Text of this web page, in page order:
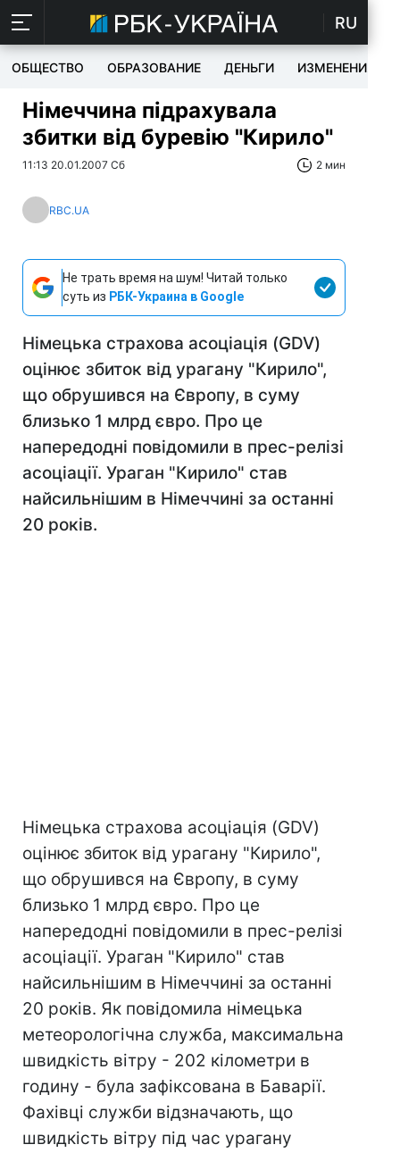
RU
ОБЩЕСТВО ОБРАЗОВАНИЕ ДЕНЬГИ ИЗМЕНЕНИЯ
Німеччина підрахувала
збитки від буревію "Кирило"
11:13 20.01.2007 Сб 2 мин
RBC.UA
Не трать время на шум! Читай только
суть из РБК-Украина в Google
Німецька страхова асоціація (GDV)
оцінює збиток від урагану "Кирило",
що обрушився на Європу, в суму
близько 1 млрд євро. Про це
напередодні повідомили в прес-релізі
асоціації. Ураган "Кирило" став
найсильнішим в Німеччині за останні
20 років.
Німецька страхова асоціація (GDV)
оцінює збиток від урагану "Кирило",
що обрушився на Європу, в суму
близько 1 млрд євро. Про це
напередодні повідомили в прес-релізі
асоціації. Ураган "Кирило" став
найсильнішим в Німеччині за останні
20 років. Як повідомила німецька
метеорологічна служба, максимальна
швидкість вітру - 202 кілометри в
годину - була зафіксована в Баварії.
Фахівці служби відзначають, що
швидкість вітру під час урагану